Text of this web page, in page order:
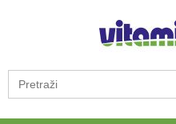
Search
for: